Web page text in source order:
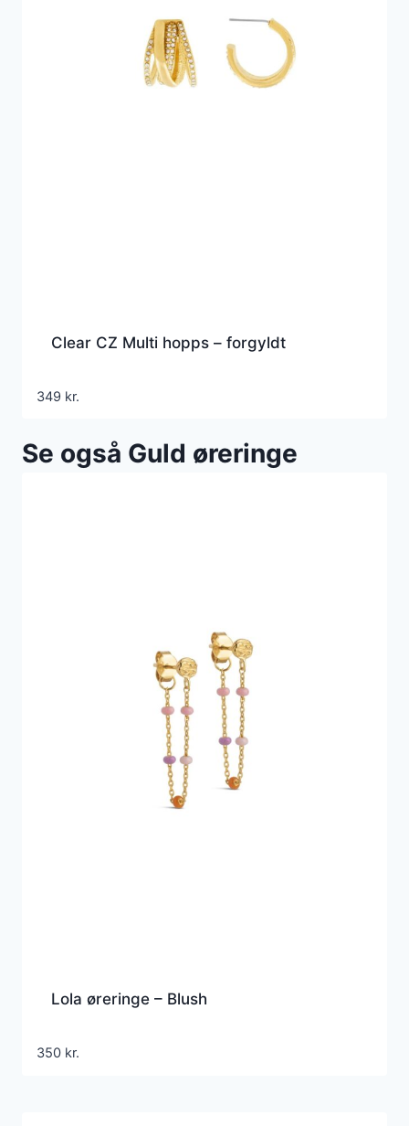
Clear CZ Multi hopps – forgyldt
349 kr.
Se også Guld øreringe
Lola øreringe – Blush
350 kr.